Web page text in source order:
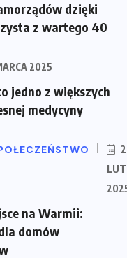
dzięki
z wartego 40
2025
jedno z większych
medycyny
na Warmii:
domów